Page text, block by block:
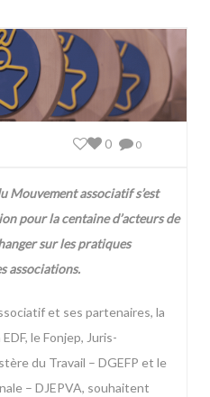
0
0
Mouvement associatif s’est
pour la centaine d’acteurs de
sur les pratiques
associations.
et ses partenaires, la
le Fonjep, Juris-
du Travail – DGEFP et le
– DJEPVA, souhaitent